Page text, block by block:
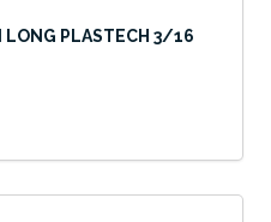
LONG PLASTECH 3/16